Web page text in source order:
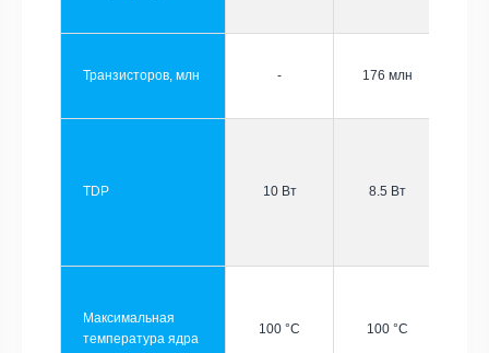
Транзисторов, млн - 176 млн
TDP 10 Вт 8.5 Вт
Максимальная
температура ядра
100 °C 100 °C